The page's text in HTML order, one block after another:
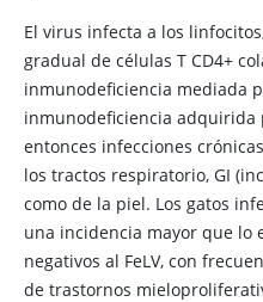
El virus infecta a los
gradual de células T CD4+
inmunodeficiencia mediada
inmunodeficiencia adquirida
entonces infecciones
los tractos respiratorio, GI
como de la piel. Los gatos
una incidencia mayor que lo
negativos al FeLV, con
de trastornos